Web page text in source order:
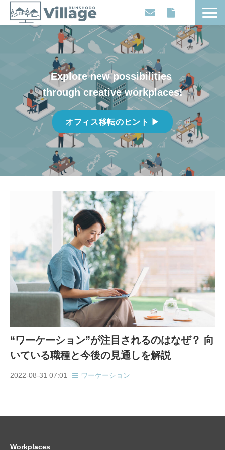
Workplaces
Movies
Events
Contents
Articles
About
Explore new possibilities
through creative workplaces!
オフィス移転のヒント ▶
“ワーケーション”が注目されるのはなぜ？ 向
いている職種と今後の見通しを解説
2022-08-31 07:01 ワーケーション
Workplaces